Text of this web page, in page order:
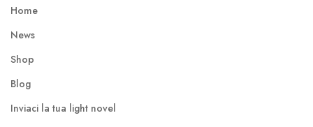
Home
News
Shop
Blog
Inviaci la tua light novel